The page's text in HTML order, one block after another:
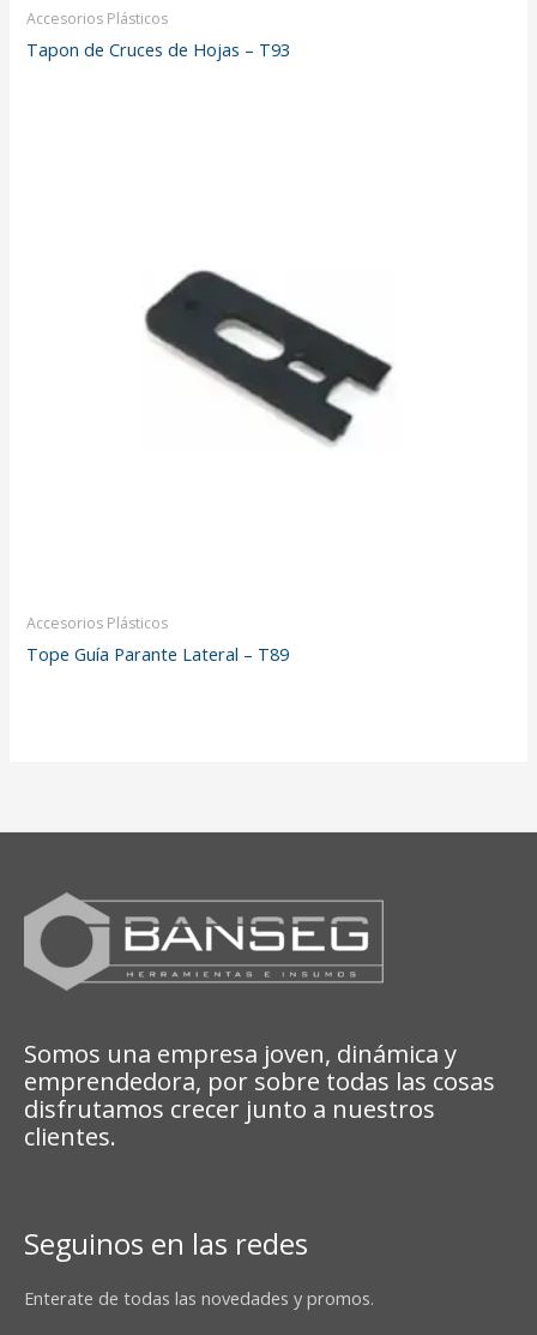
Accesorios Plásticos
Tapon de Cruces de Hojas – T93
Accesorios Plásticos
Tope Guía Parante Lateral – T89
Somos una empresa joven, dinámica y
emprendedora, por sobre todas las cosas
disfrutamos crecer junto a nuestros
clientes.
Seguinos en las redes
Enterate de todas las novedades y promos.